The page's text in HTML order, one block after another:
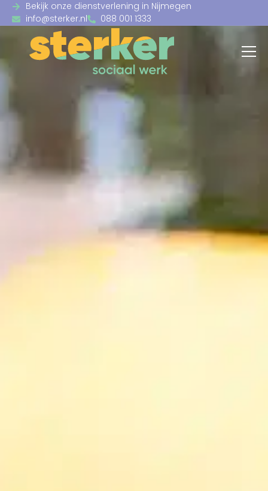
Bekijk onze dienstverlening in Nijmegen
info@sterker.nl
088 001 1333